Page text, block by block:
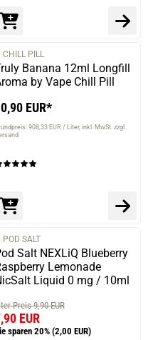
CHILL PILL
Banana 12ml Longfill
by Vape Chill Pill
EUR*
908,33 EUR / Liter inkl. MwSt. zzgl.
POD SALT
Salt NEXLiQ Blueberry
Lemonade
Liquid 0 mg / 10ml
Preis 9,90 EUR
EUR
sparen 20% (2,00 EUR)